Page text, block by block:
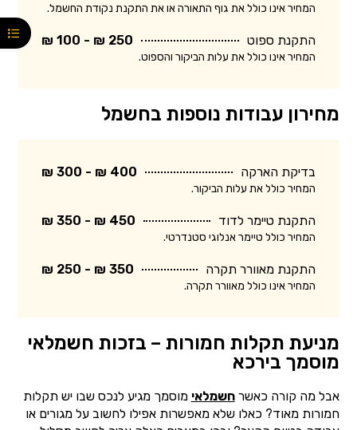
המחיר אינו כולל את גוף התאורה או את התקנת נקודת החשמל.
התקנת ספוט 250 ₪ - 100 ₪
המחיר אינו כולל את עלות הביקור והספוט.
מחירון עבודות נוספות בחשמל
בדיקת הארקה 400 ₪ - 300 ₪
המחיר כולל את עלות הביקור.
התקנת טיימר לדוד 450 ₪ - 350 ₪
המחיר כולל טיימר אנלוגי סטנדרטי.
התקנת מאוורר תקרה 350 ₪ - 250 ₪
המחיר אינו כולל מאוורר תקרה.
מניעת תקלות חמורות – בזכות חשמלאי
מוסמך בירכא
אבל מה קורה כאשרחשמלאי מוסמך מגיע לנכס שבו יש תקלות
חמורות מאוד? כאלו שלא מאפשרות אפילו לחשוב על מגורים או